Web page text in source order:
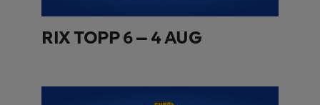
RIX TOPP 6 – 4 AUG